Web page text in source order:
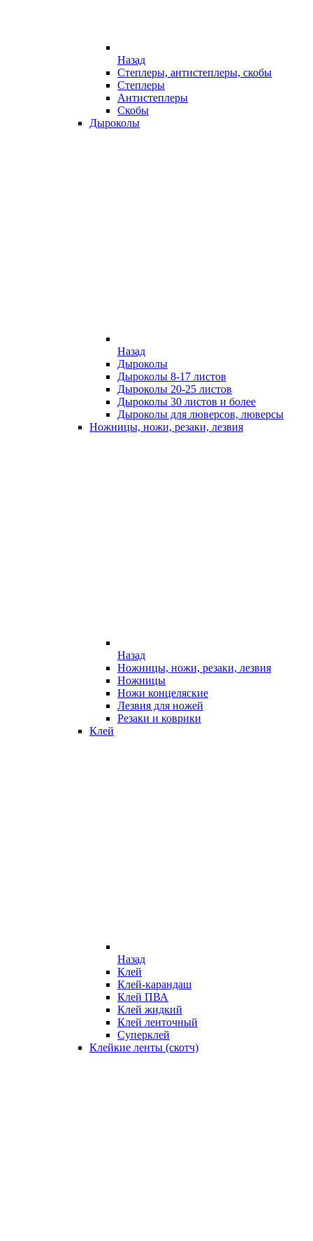
Назад
Степлеры, антистеплеры, скобы
Степлеры
Антистеплеры
Скобы
Дыроколы
Назад
Дыроколы
Дыроколы 8-17 листов
Дыроколы 20-25 листов
Дыроколы 30 листов и более
Дыроколы для люверсов, люверсы
Ножницы, ножи, резаки, лезвия
Назад
Ножницы, ножи, резаки, лезвия
Ножницы
Ножи концеляские
Лезвия для ножей
Резаки и коврики
Клей
Назад
Клей
Клей-карандаш
Клей ПВА
Клей жидкий
Клей ленточный
Суперклей
Клейкие ленты (скотч)